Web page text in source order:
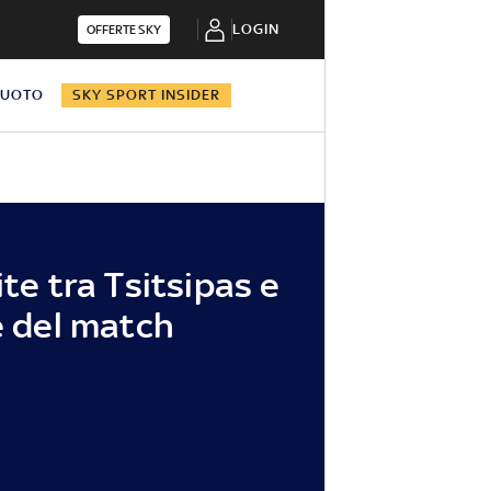
OFFERTE SKY LOGIN
SKY SPORT INSIDER
tra Tsitsipas e
del match